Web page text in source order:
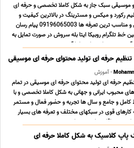
سبک جاز به شکل کاملا تخصصی و حرفه ای
رکورد و میکس و مسترینگ در بالاترین کیفیت و
کوالیتی ممکن و مناسب ترین تعرفه ها 09196065003 پیام رسان
خط تلگرام روبیکا ایتا بله سروش در صورت تمایل به
آیدی همه پیام رسان ها با آیدی ... ...
حرفه ای تولید محتوای حرفه ای موسیقی
- آموزش
حرفه ای تولید محتوای حرفه ای موسیقی در تمام
محبوب ایرانی و جهانی به شکل کاملا تخصصی و با
و جامع و سال ها تجربه و حضور فعال و مستمر
کارهای قوی در سبکهای مختلف و تعرفه های بسیار
و حداقلی تولید محتوا ... ...
کلاسیک به شکل کاملا حرفه ای